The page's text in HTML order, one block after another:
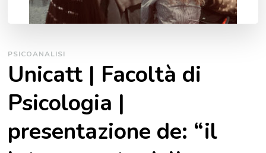
PSICOANALISI
Unicatt | Facoltà di
Psicologia |
presentazione de: “il